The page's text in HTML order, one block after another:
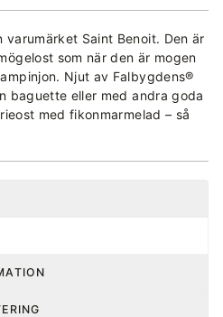
Saint Benoit. Den är
som när den är mogen
Njut av Falbygdens®
baguette eller med andra goda
med fikonmarmelad – så